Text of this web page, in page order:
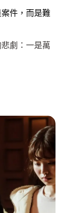
案件，而是難
劇：一是萬